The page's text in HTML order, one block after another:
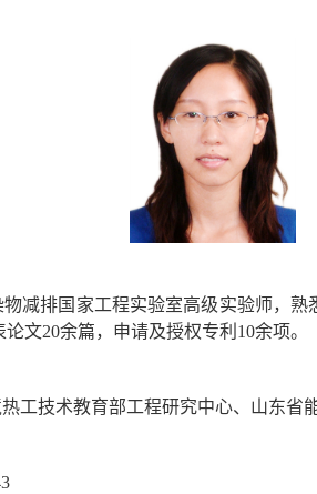
减排国家工程实验室高级实验师，
论文20余篇，申请及授权专利 10余项。
工技术教育部工程研究中心、山东省